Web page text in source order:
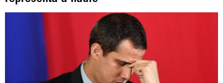
https://www.facebook.com/Nexolatino.Canal